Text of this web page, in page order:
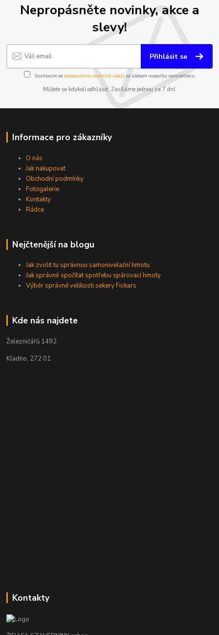
Nepropásněte novinky, akce a
slevy!
Přihlásit se
Souhlasím se zpracováním osobních údajůza účelem rozesílky newsletteru.
Můžete se kdykoli odhlásit. Zasíláme jednou za 7 dní.
Informace pro zákazníky
O nás
Jak nakupovat
Obchodní podmínky
Fotogalerie
Kontakty
Rádce
Nejčtenější na blogu
Jak zvolit tu správnou samonivelační hmotu
Jak správně spočítat spotřebu spárovací hmoty
Výběr správné velikosti sekery Fiskars
Kde nás najdete
Železničářů 1492
Kladno, 272 01
Kontakty